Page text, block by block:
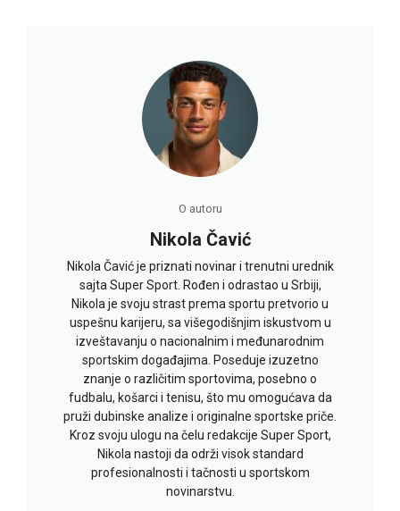
O autoru
Nikola Čavić
Nikola Čavić je priznati novinar i trenutni urednik
sajta Super Sport. Rođen i odrastao u Srbiji,
Nikola je svoju strast prema sportu pretvorio u
uspešnu karijeru, sa višegodišnjim iskustvom u
izveštavanju o nacionalnim i međunarodnim
sportskim događajima. Poseduje izuzetno
znanje o različitim sportovima, posebno o
fudbalu, košarci i tenisu, što mu omogućava da
pruži dubinske analize i originalne sportske priče.
Kroz svoju ulogu na čelu redakcije Super Sport,
Nikola nastoji da održi visok standard
profesionalnosti i tačnosti u sportskom
novinarstvu.